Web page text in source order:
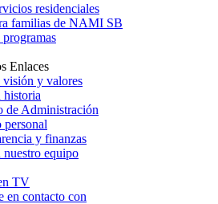
residenciales
familias de NAMI SB
Enlaces
y valores
historia
de Administración
personal
y finanzas
nuestro equipo
TV
en contacto con